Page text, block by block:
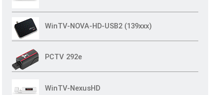
WinTV-NOVA-HD-USB2 (139xxx)
PCTV 292e
WinTV-NexusHD